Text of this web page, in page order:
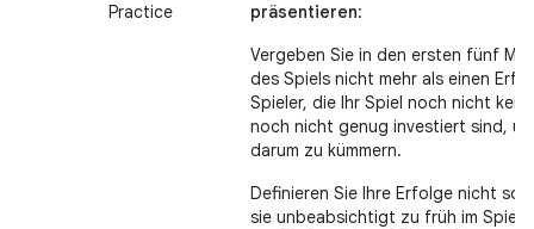
Practice
präsentieren:
Vergeben Sie in den ersten fünf
des Spiels nicht mehr als einen
Spieler, die Ihr Spiel noch nicht
noch nicht genug investiert sind,
darum zu kümmern.
Definieren Sie Ihre Erfolge nicht so,
sie unbeabsichtigt zu früh im Spiel